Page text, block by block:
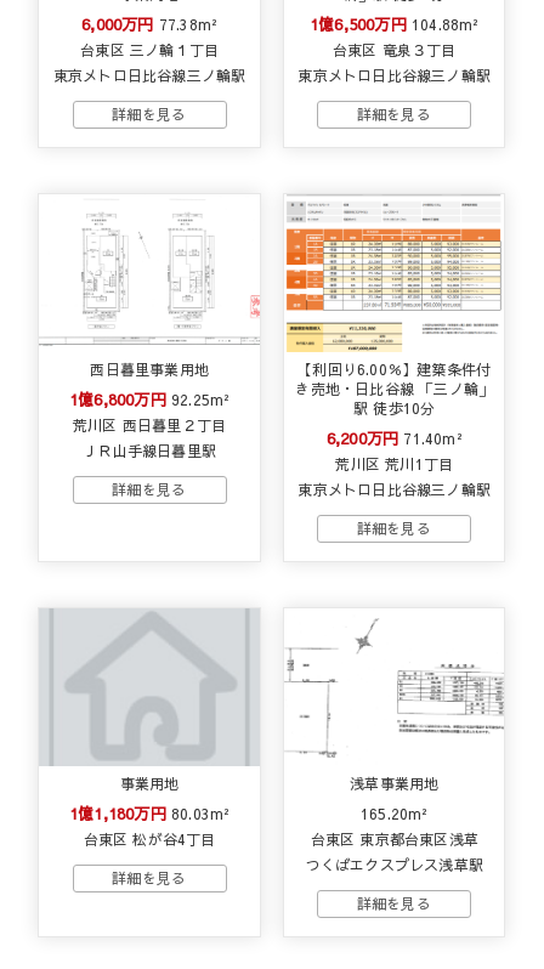
6,000万円 77.38m²
台東区 三ノ輪１丁目
東京メトロ日比谷線三ノ輪駅
1億6,500万円 104.88m²
台東区 竜泉３丁目
東京メトロ日比谷線三ノ輪駅
西日暮里事業用地
1億6,800万円 92.25m²
荒川区 西日暮里２丁目
ＪＲ山手線日暮里駅
【利回り6.00％】建築条件付
き売地・日比谷線 「三ノ輪」
駅 徒歩10分
6,200万円 71.40m²
荒川区 荒川1丁目
東京メトロ日比谷線三ノ輪駅
事業用地
1億1,180万円 80.03m²
台東区 松が谷4丁目
浅草事業用地
165.20m²
台東区 東京都台東区浅草
つくばエクスプレス浅草駅